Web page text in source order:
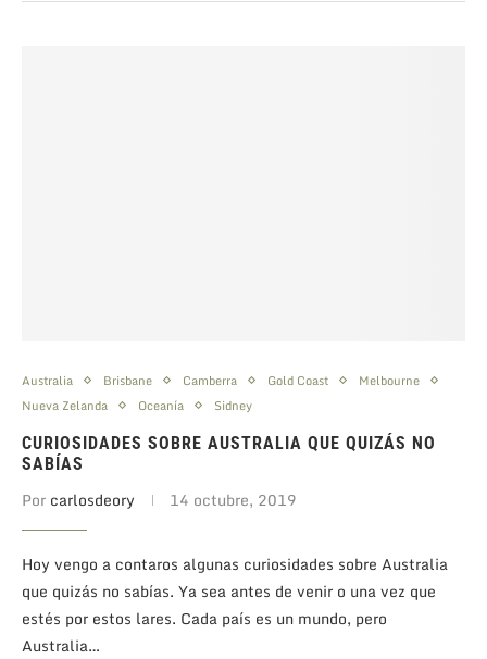
Australia Brisbane Camberra Gold Coast
Melbourne
Nueva Zelanda
Oceanía Sidney
CURIOSIDADES SOBRE AUSTRALIA QUE QUIZÁS NO
SABÍAS
Por carlosdeory 14 octubre, 2019
Hoy vengo a contaros algunas curiosidades sobre Australia
que quizás no sabías. Ya sea antes de venir o una vez que
estés por estos lares. Cada país es un mundo, pero
Australia…